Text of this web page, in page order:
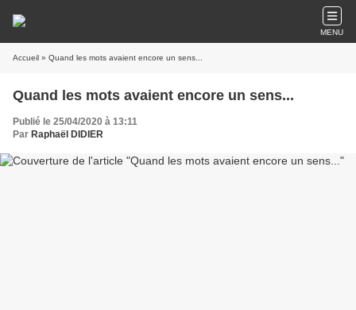
MENU
Accueil » Quand les mots avaient encore un sens...
Quand les mots avaient encore un sens...
Publié le 25/04/2020 à 13:11
Par Raphaël DIDIER